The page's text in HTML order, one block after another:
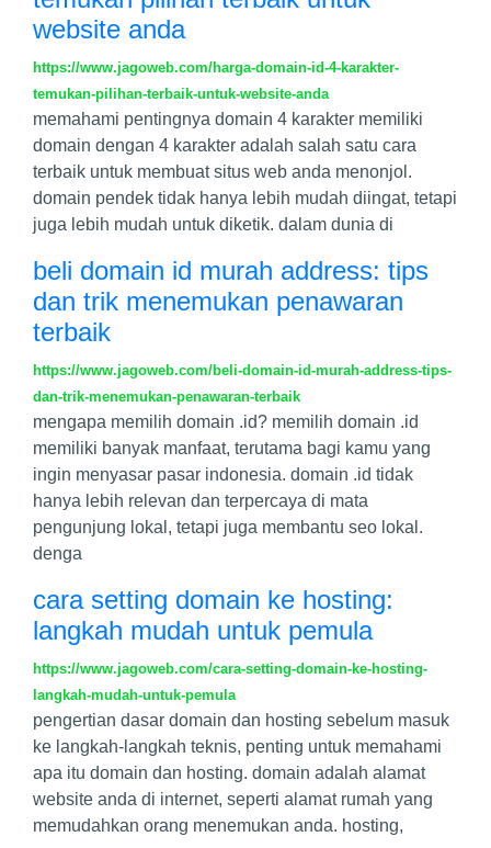
website anda
https://www.jagoweb.com/harga-domain-id-4-karakter-
temukan-pilihan-terbaik-untuk-website-anda
memahami pentingnya domain 4 karakter memiliki
domain dengan 4 karakter adalah salah satu cara
terbaik untuk membuat situs web anda menonjol.
domain pendek tidak hanya lebih mudah diingat, tetapi
juga lebih mudah untuk diketik. dalam dunia di
beli domain id murah address: tips
dan trik menemukan penawaran
terbaik
https://www.jagoweb.com/beli-domain-id-murah-address-tips-
dan-trik-menemukan-penawaran-terbaik
mengapa memilih domain .id? memilih domain .id
memiliki banyak manfaat, terutama bagi kamu yang
ingin menyasar pasar indonesia. domain .id tidak
hanya lebih relevan dan terpercaya di mata
pengunjung lokal, tetapi juga membantu seo lokal.
denga
cara setting domain ke hosting:
langkah mudah untuk pemula
https://www.jagoweb.com/cara-setting-domain-ke-hosting-
langkah-mudah-untuk-pemula
pengertian dasar domain dan hosting sebelum masuk
ke langkah-langkah teknis, penting untuk memahami
apa itu domain dan hosting. domain adalah alamat
website anda di internet, seperti alamat rumah yang
memudahkan orang menemukan anda. hosting,